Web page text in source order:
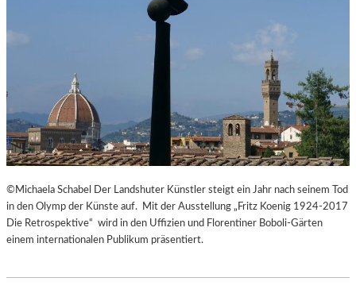
©Michaela Schabel Der Landshuter Künstler steigt ein Jahr nach seinem Tod
in den Olymp der Künste auf. Mit der Ausstellung „Fritz Koenig 1924-2017
Die Retrospektive“ wird in den Uffizien und Florentiner Boboli-Gärten
einem internationalen Publikum präsentiert.